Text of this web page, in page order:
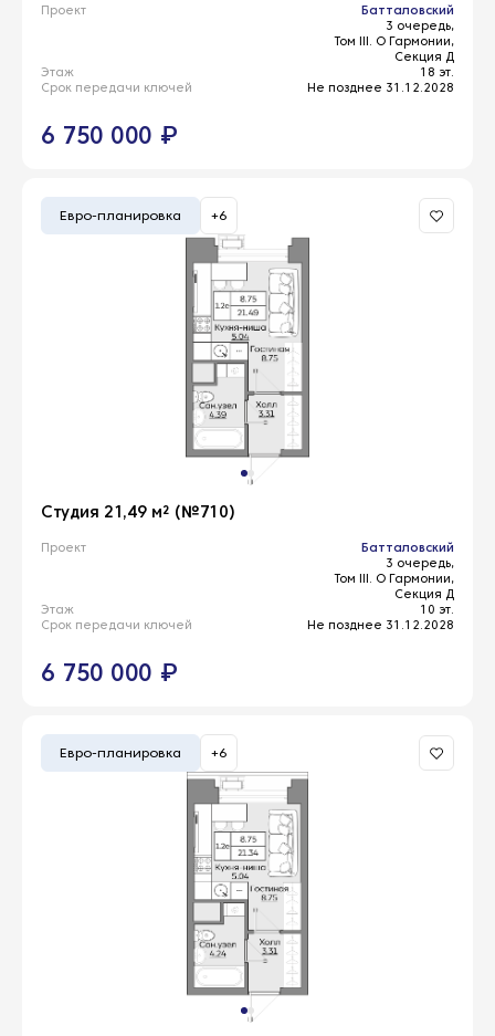
Проект
Батталовский
3 очередь,
Том III. О Гармонии,
Секция Д
Этаж
18 эт.
Срок передачи ключей
Не позднее 31.12.2028
6 750 000 ₽
Евро-планировка +6
Студия 21,49 м² (№710)
Проект
Батталовский
3 очередь,
Том III. О Гармонии,
Секция Д
Этаж
10 эт.
Срок передачи ключей
Не позднее 31.12.2028
6 750 000 ₽
Евро-планировка +6